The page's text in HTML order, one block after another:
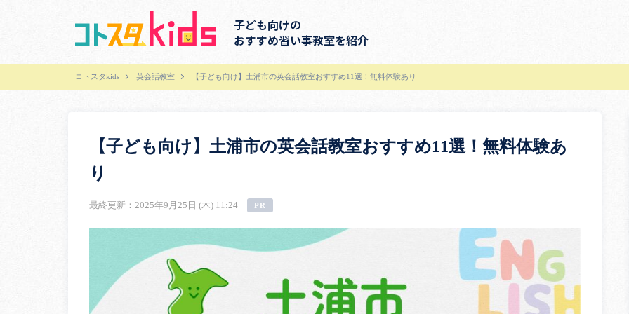
子ども向けの
おすすめ習い事教室を紹介
コトスタkids 英会話教室 【子ども向け】土浦市の英会話教室おすすめ11選！無料体験あり
【子ども向け】土浦市の英会話教室おすすめ11選！無料体験あ
り
最終更新：2025年9月25日 (木) 11:24 PR